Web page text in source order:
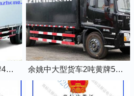
余姚中型货车1.5吨蓝牌4米2厢式货车 余姚中大型货车2吨黄牌5米2厢式货车